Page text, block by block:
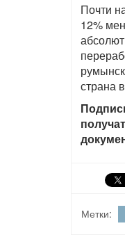
Почти
12%
страна
Метки: